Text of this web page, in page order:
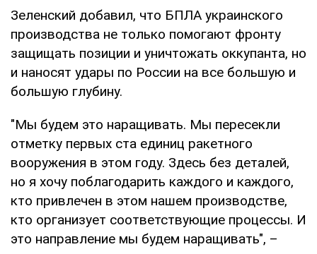
Зеленский добавил, что БПЛА украинского
производства не только помогают фронту
защищать позиции и уничтожать оккупанта, но
и наносят удары по России на все большую и
большую глубину.
"Мы будем это наращивать. Мы пересекли
отметку первых ста единиц ракетного
вооружения в этом году. Здесь без деталей,
но я хочу поблагодарить каждого и каждого,
кто привлечен в этом нашем производстве,
кто организует соответствующие процессы. И
это направление мы будем наращивать", –